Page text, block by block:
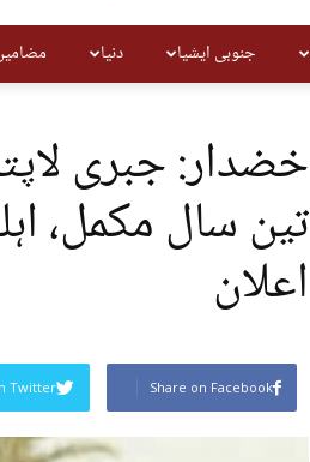
Post
جنوبی ایشیا دنیا
خضدار: جبری
تین سال مکمل،
اعلان
Share on Facebook
Twitter